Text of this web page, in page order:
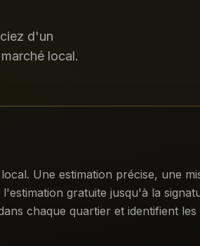
d'un
local.
Une estimation précise, une
gratuite jusqu'à la
chaque quartier et identifient